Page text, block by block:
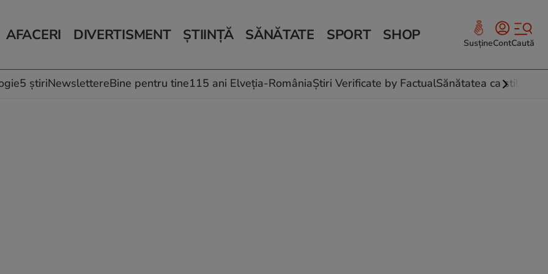
AFACERI
Auto
Locuri de muncă
DIVERTISMENT
Horoscop
Muzică și Filme
ȘTIINȚĂ
Schimbări climatice
SĂNĂTATE
Relații
Rețete culinare
SPORT SHOP SusțineContCaută
5 știriNewslettereBine pentru tine115 ani Elveția-RomâniaȘtiri Verificate by FactualSănătatea ca stil de